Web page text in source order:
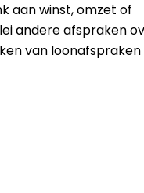
aan winst, omzet of
andere afspraken
van